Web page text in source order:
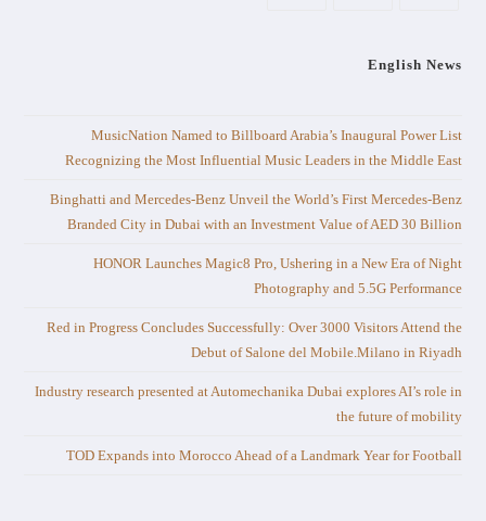
English News
MusicNation Named to Billboard Arabia’s Inaugural Power List
Recognizing the Most Influential Music Leaders in the Middle East
Binghatti and Mercedes-Benz Unveil the World’s First Mercedes-Benz
Branded City in Dubai with an Investment Value of AED 30 Billion
HONOR Launches Magic8 Pro, Ushering in a New Era of Night
Photography and 5.5G Performance
Red in Progress Concludes Successfully: Over 3000 Visitors Attend the
Debut of Salone del Mobile.Milano in Riyadh
Industry research presented at Automechanika Dubai explores AI’s role in
the future of mobility
TOD Expands into Morocco Ahead of a Landmark Year for Football